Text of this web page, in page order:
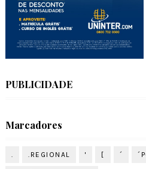
PUBLICIDADE
Marcadores
. .REGIONAL ' [ ´